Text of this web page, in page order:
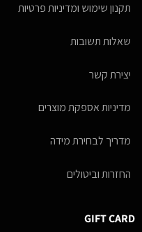
תקנון שימוש ומדיניות פרטיות
שאלות תשובות
יצירת קשר
מדיניות אספקת מוצרים
מדריך לבחירת מידה
החזרות וביטולים
GIFT CARD